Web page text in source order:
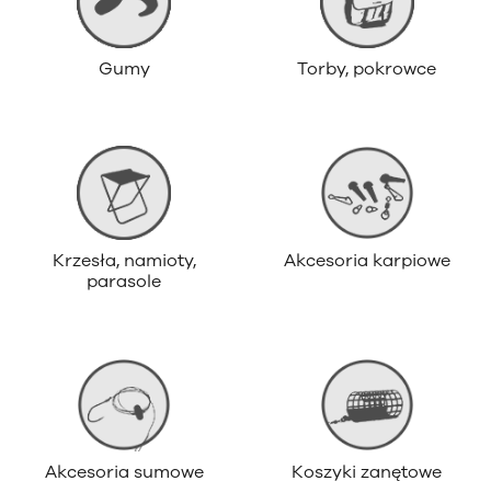
Gumy Torby, pokrowce
Krzesła, namioty,
parasole
Akcesoria karpiowe
Akcesoria sumowe Koszyki zanętowe